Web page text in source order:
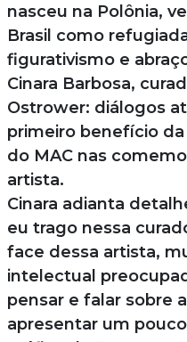
nasceu na Polônia,
Brasil como
figurativismo e
Cinara Barbosa,
Ostrower: diálogos
primeiro benefício
do MAC nas
artista.
Cinara adianta
eu trago nessa
face dessa artista,
intelectual
pensar e falar sobre
apresentar um